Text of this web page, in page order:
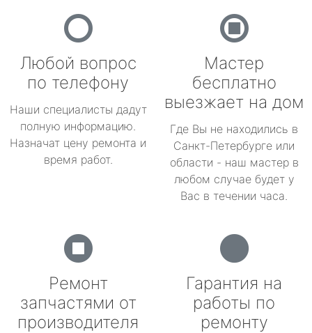
Любой вопрос
по телефону
Наши специалисты дадут
полную информацию.
Назначат цену ремонта и
время работ.
Мастер
бесплатно
выезжает на дом
Где Вы не находились в
Санкт-Петербурге или
области - наш мастер в
любом случае будет у
Вас в течении часа.
Ремонт
запчастями от
производителя
Гарантия на
работы по
ремонту